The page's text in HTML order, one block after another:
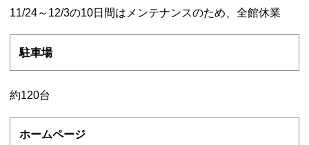
11/24～12/3の10日間はメンテナンスのため、全館休業
駐車場
約120台
ホームページ